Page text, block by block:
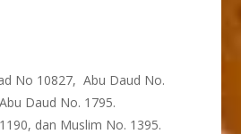
No 10827, Abu Daud No.
Daud No. 1795.
dan Muslim No. 1395.